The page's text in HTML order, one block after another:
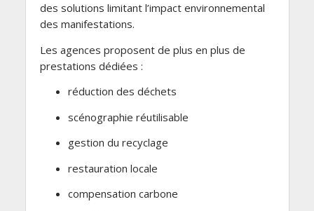
des solutions limitant l’impact environnemental
des manifestations.
Les agences proposent de plus en plus de
prestations dédiées :
réduction des déchets
scénographie réutilisable
gestion du recyclage
restauration locale
compensation carbone